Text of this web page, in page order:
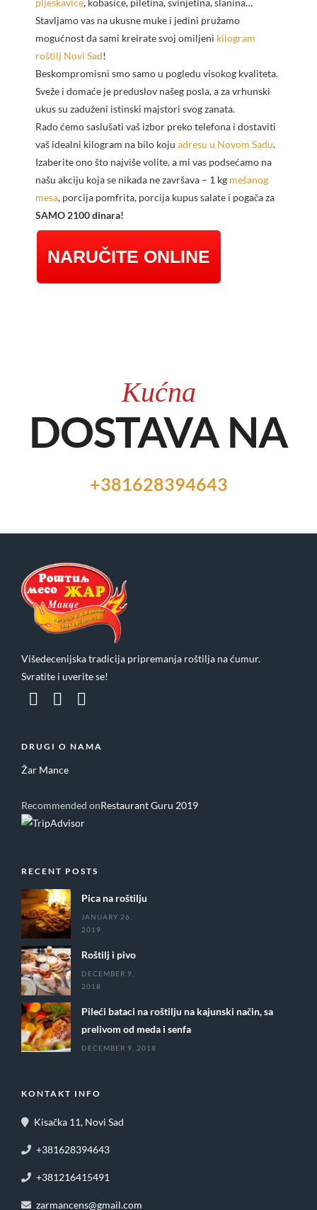
Stavljamo vas na ukusne muke i jedini pružamo
mogućnost da sami kreirate svoj omiljeni kilogram
roštilj Novi Sad!
Beskompromisni smo samo u pogledu visokog kvaliteta.
Sveže i domaće je preduslov našeg posla, a za vrhunski
ukus su zaduženi istinski majstori svog zanata.
Rado ćemo saslušati vaš izbor preko telefona i dostaviti
vaš idealni kilogram na bilo koju adresu u Novom Sadu.
Izaberite ono što najviše volite, a mi vas podsećamo na
našu akciju koja se nikada ne završava – 1 kg mešanog
mesa, porcija pomfrita, porcija kupus salate i pogača za
SAMO 2100 dinara!
NARUČITE ONLINE
Kućna
DOSTAVA NA
+381628394643
Višedecenijska tradicija pripremanja roštilja na ćumur.
Svratite i uverite se!
DRUGI O NAMA
Žar Mance
Recommended onRestaurant Guru 2019
RECENT POSTS
Pica na roštilju
JANUARY 26,
2019
Roštilj i pivo
DECEMBER 9,
2018
Pileći bataci na roštilju na kajunski način, sa
prelivom od meda i senfa
DECEMBER 9, 2018
KONTAKT INFO
Kisačka 11, Novi Sad
+381628394643
+381216415491
zarmancens@gmail.com